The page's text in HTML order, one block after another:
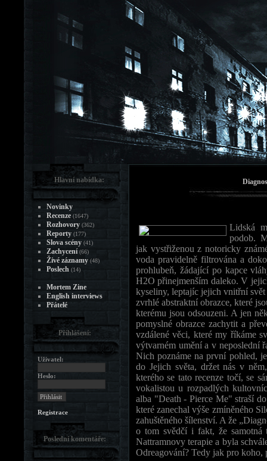
Lidská
podob.
jak vystřiženou z notoricky
voda pravidelně filtrována a
prohlubeň, žádající po kapce
H2O přinejmenším daleko. V
kyseliny, leptajíc jejich vnitřní
zvrhlé abstraktní obrazce, které
kterému jsou odsouzeni. A jen
pomyslné obrazce zachytit a
vzdálené věci, které my říkáme
výtvarném umění a v
Nich poznáme na první pohled,
do Jejich světa, držet nás v
kterého se tato recenze točí, se
vokalistou u rozpadlých
alba "Death - Pierce Me" straší
které zanechal výše zmíněného
zahuštěného šílenství. A že
o tom svědčí i fakt, že samotná
Nattramnovy terapie a byla
Odreagování? Tedy jak pro koho,
Hlavní nabídka:
Novinky
Recenze (1647)
Rozhovory (362)
Reporty (177)
Slova scény (41)
Zachycení (66)
Živé záznamy (48)
Poslech (14)
Mortem Zine
English interviews
Přátelé
Přihlášení:
Uživatel:
Heslo:
Registrace
Poslední komentáře: